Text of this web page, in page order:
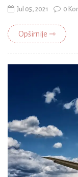
Jul 05, 2021 0
Opširnije ⇾